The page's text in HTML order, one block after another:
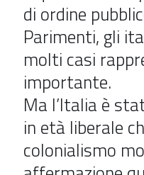
di ordine
Parimenti, gli
molti casi
importante.
Ma l’Italia è
in età liberale
colonialismo